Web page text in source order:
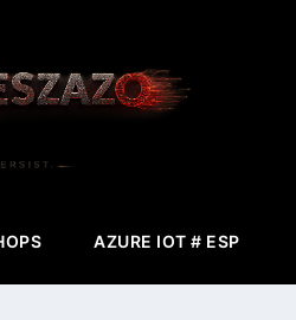
AZURE IOT # ESP